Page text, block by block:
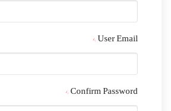
User Email
*
Confirm Password
*